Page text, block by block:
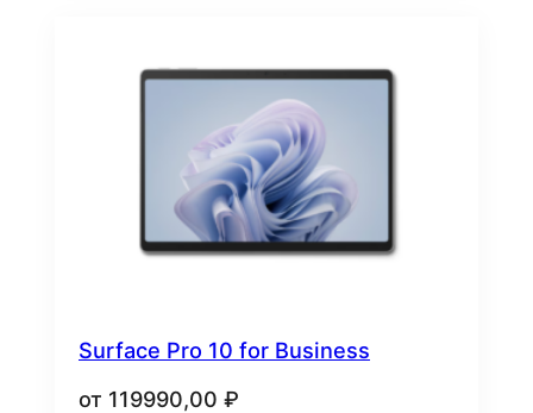
Surface Pro 10 for Business
от 119990,00 ₽